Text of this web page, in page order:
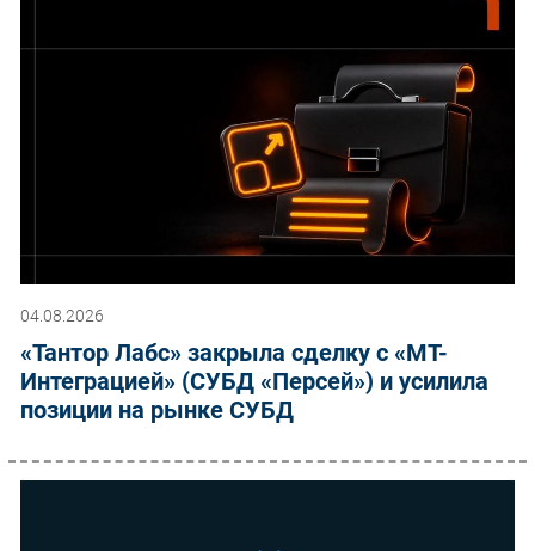
04.08.2026
«Тантор Лабс» закрыла сделку с «МТ-
Интеграцией» (СУБД «Персей») и усилила
позиции на рынке СУБД